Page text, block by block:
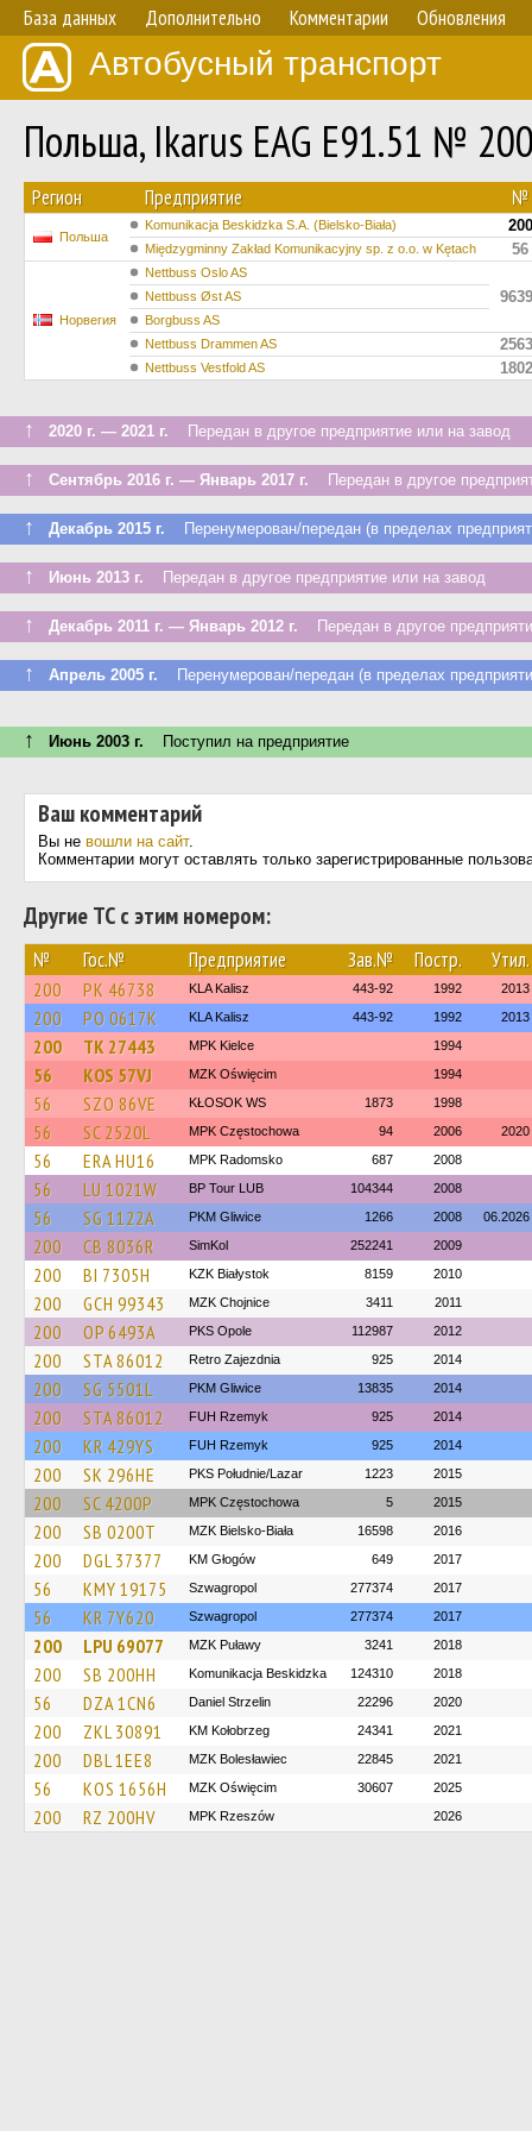
База данных Дополнительно Комментарии Обновления
Автобусный транспорт
Польша, Ikarus EAG E91.51 №
Регион Предприятие №
Польша
Komunikacja Beskidzka S.A. (Bielsko-Biała) 200
Międzygminny Zakład Komunikacyjny sp. z o.o. w Kętach 56
Норвегия
Nettbuss Oslo AS
Nettbuss Øst AS
Borgbuss AS
Nettbuss Drammen AS
Nettbuss Vestfold AS
↑ 2020 г. — 2021 г. Передан в другое предприятие или на завод
↑ Сентябрь 2016 г. — Январь 2017 г. Передан в другое
↑ Декабрь 2015 г. Перенумерован/передан (в пределах
↑ Июнь 2013 г. Передан в другое предприятие или на завод
↑ Декабрь 2011 г. — Январь 2012 г. Передан в другое
↑ Апрель 2005 г. Перенумерован/передан (в пределах
↑ Июнь 2003 г. Поступил на предприятие
Ваш комментарий
Вы не вошли на сайт.
Комментарии могут оставлять только зарегистрированные
Другие ТС с этим номером:
№ Гос.№ Предприятие Зав.№ Постр. Утил.
200 PK 46738 KLA Kalisz 443-92 1992 2013
200 PO 0617K KLA Kalisz 443-92 1992 2013
200 TK 27443 MPK Kielce 1994
56 KOS 57VJ MZK Oświęcim 1994
56 SZO 86VE KŁOSOK WS 1873 1998
56 SC 2520L MPK Częstochowa 94 2006 2020
56 ERA HU16 MPK Radomsko 687 2008
56 LU 1021W BP Tour LUB 104344 2008
56 SG 1122A PKM Gliwice 1266 2008 06.2026
200 CB 8036R SimKol 252241 2009
200 BI 7305H KZK Białystok 8159 2010
200 GCH 99343 MZK Chojnice 3411 2011
200 OP 6493A PKS Opole 112987 2012
200 STA 86012 Retro Zajezdnia 925 2014
200 SG 5501L PKM Gliwice 13835 2014
200 STA 86012 FUH Rzemyk 925 2014
200 KR 429YS FUH Rzemyk 925 2014
200 SK 296HE PKS Południe/Lazar 1223 2015
200 SC 4200P MPK Częstochowa 5 2015
200 SB 0200T MZK Bielsko-Biała 16598 2016
200 DGL 37377 KM Głogów 649 2017
56 KMY 19175 Szwagropol 277374 2017
56 KR 7Y620 Szwagropol 277374 2017
200 LPU 69077 MZK Puławy 3241 2018
200 SB 200HH Komunikacja Beskidzka 124310 2018
56 DZA 1CN6 Daniel Strzelin 22296 2020
200 ZKL 30891 KM Kołobrzeg 24341 2021
200 DBL 1EE8 MZK Bolesławiec 22845 2021
56 KOS 1656H MZK Oświęcim 30607 2025
200 RZ 200HV MPK Rzeszów 2026